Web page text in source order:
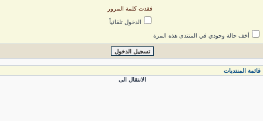
فقدت كلمة المرور
الدخول تلقائياً
أخف حالة وجودي في المنتدى هذه المرة
المنتديات
الانتقال الى